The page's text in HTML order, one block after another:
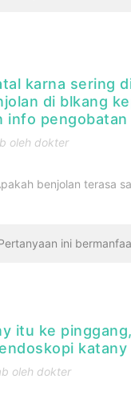
karna sering
di blkang
info pengobatan
oleh dokter
benjolan terasa
ini
itu ke
katany
oleh dokter